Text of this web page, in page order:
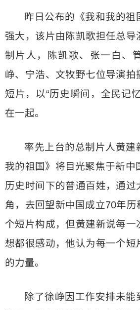
昨日公布的《我和我的祖
强大，该片由陈凯歌担任总导
制片人，陈凯歌、张一白、
峥、宁浩、文牧野七位导演拍
短片，以“历史瞬间，全民记
在一起。
率先上台的总制片人黄建
我的祖国》将目光聚焦于新中
历史时间下的普通百姓，通过
角，去回望新中国成立70年
个短片构成，但黄建新说每一
想都很感动，他认为每一个短
的力量。
除了徐峥因工作安排未能